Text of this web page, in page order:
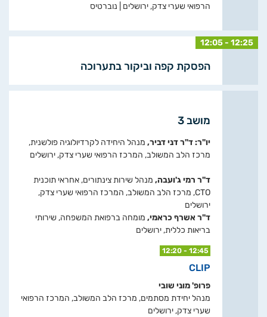
הרפואי שערי צדק, ירושלים | נוברטיס
12:05 - 12:25
הפסקת קפה וביקור בתערוכה
מושב 3
יו"ר: ד"ר דני דביר, מנהל היחידה לקרדיולוגיה פולשנית,
מרכז הלב המשולב, המרכז הרפואי שערי צדק, ירושלים
ד"ר רמי ג'ועבה, מנהל שירות צינתורים, אחראי תוכנית
CTO, מרכז הלב המשולב, המרכז הרפואי שערי צדק,
ירושלים
ד"ר אשרף כראמי, מומחה ברפואת המשפחה, שירותי
בריאות כללית, ירושלים
12:20 - 12:45
CLIP
פרופ' מוני שובי
מנהל יחידת מסתמים, מרכז הלב המשולב, המרכז הרפואי
שערי צדק, ירושלים